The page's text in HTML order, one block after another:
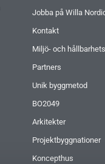
Jobba på Willa
Kontakt
Miljö- och
Partners
Unik byggmetod
BO2049
Arkitekter
Projektbyggnationer
Koncepthus